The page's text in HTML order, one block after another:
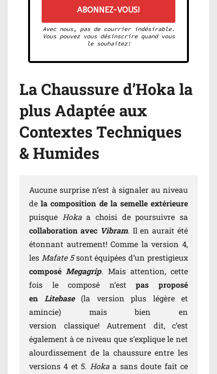
Avec nous, pas de courrier indésirable.
Vous pouvez vous désinscrire quand vous
le souhaitez!
La Chaussure d’Hoka la
plus Adaptée aux
Contextes Techniques
& Humides
Aucune surprise n’est à signaler au niveau
dela composition de la semelle extérieure
puisque Hokaa choisi de poursuivre sa
collaboration avec Vibram. Il en aurait été
étonnant autrement! Comme la version 4,
les Mafate 5sont équipées d’un prestigieux
composé Megagrip. Mais attention, cette
fois le composé n’estpas proposé
en Litebase (la version plus légère et
amincie) mais bien en
version classique! Autrement dit, c’est
également à ce niveau que s’explique le net
alourdissement de la chaussure entre les
versions 4 et 5. Hokaa sans doute fait ce